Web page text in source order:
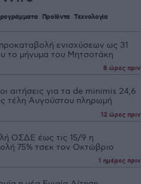
Προϊόντα Τεχνολογία
ενισχύσεων ως 31
το μήνυμα του Μητσοτάκη
8 ώρες πριν
αιτήσεις για τα de minimis 24,6
τέλη Αυγούστου πληρωμή
12 ώρες πριν
ΟΣΔΕ έως τις 15/9 η
75% τσεκ τον Οκτώβριο
1 ημέρες πριν